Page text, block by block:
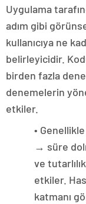
Uygulama
adım gibi
kullanıcıya ne
belirleyicidir.
birden fazla
denemelerin
etkiler.
•
→ süre
ve
etkiler.
katmanı